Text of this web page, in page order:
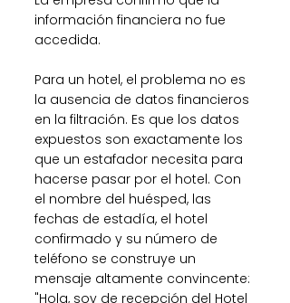
información financiera no fue
accedida.
Para un hotel, el problema no es
la ausencia de datos financieros
en la filtración. Es que los datos
expuestos son exactamente los
que un estafador necesita para
hacerse pasar por el hotel. Con
el nombre del huésped, las
fechas de estadía, el hotel
confirmado y su número de
teléfono se construye un
mensaje altamente convincente:
"Hola, soy de recepción del Hotel